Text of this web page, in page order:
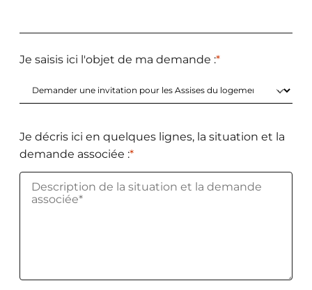
Je saisis ici l'objet de ma demande :*
Je décris ici en quelques lignes, la situation et la
demande associée :*